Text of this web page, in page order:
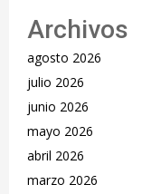
Archivos
agosto 2026
julio 2026
junio 2026
mayo 2026
abril 2026
marzo 2026